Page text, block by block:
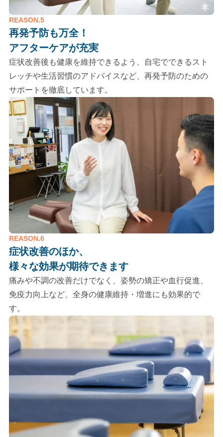
REASON.5
再発予防も万全！
アフターケアが充実
症状改善後も健康を維持できるよう、自宅でできるスト
レッチや生活習慣のアドバイスなど、再発予防のための
サポートを徹底しています。
REASON.6
症状改善のほか、
様々な効果が期待できます
痛みや不調の改善だけでなく、姿勢の矯正や血行促進、
免疫力向上など、全身の健康維持・増進にも効果的で
す。